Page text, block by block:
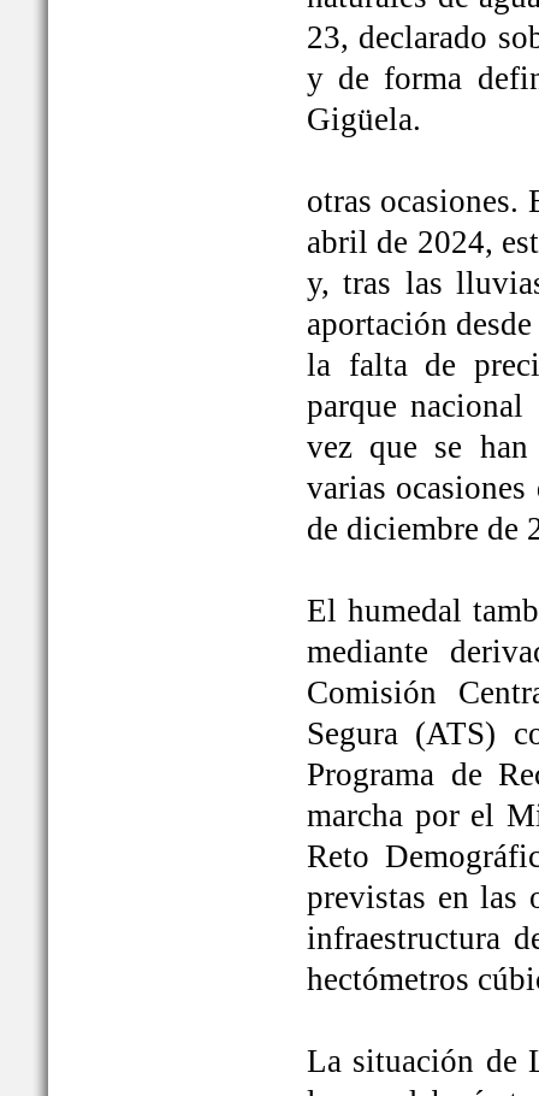
23, declarado
y de forma
Gigüela.
otras ocasiones.
abril de 2024,
y, tras las
aportación
la falta de
parque
vez que se
varias
de diciembre de
El humedal
mediante
Comisión
Segura (ATS)
Programa de
marcha por el
Reto
previstas en las
infraestructura
hectómetros
La situación de